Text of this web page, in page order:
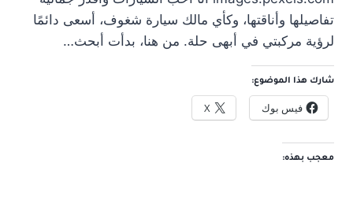
تفاصيلها وأناقتها، وكأي مالك سيارة شغوف، أسعى دائمًا
لرؤية مركبتي في أبهى حلة. من هنا، بدأت أبحث…
شارك هذا الموضوع:
فيس بوك X
معجب بهذه: